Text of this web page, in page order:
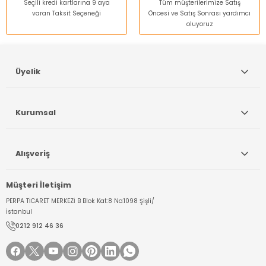
Seçili kredi kartlarına 9 aya
varan Taksit Seçeneği
Tüm müşterilerimize Satış
Öncesi ve Satış Sonrası yardımcı
oluyoruz
Müşteri İletişim
PERPA TİCARET MERKEZİ B Blok Kat:8 No:1098 Şişli/
İstanbul
0212 912 46 36
Üyelik
Kurumsal
Alışveriş